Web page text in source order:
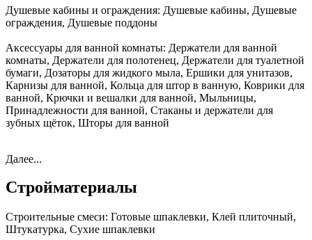
Душевые кабины и ограждения: Душевые кабины, Душевые
ограждения, Душевые поддоны
Аксессуары для ванной комнаты: Держатели для ванной
комнаты, Держатели для полотенец, Держатели для туалетной
бумаги, Дозаторы для жидкого мыла, Ершики для унитазов,
Карнизы для ванной, Кольца для штор в ванную, Коврики для
ванной, Крючки и вешалки для ванной, Мыльницы,
Принадлежности для ванной, Стаканы и держатели для
зубных щёток, Шторы для ванной
Далее...
Стройматериалы
Строительные смеси: Готовые шпаклевки, Клей плиточный,
Штукатурка, Сухие шпаклевки